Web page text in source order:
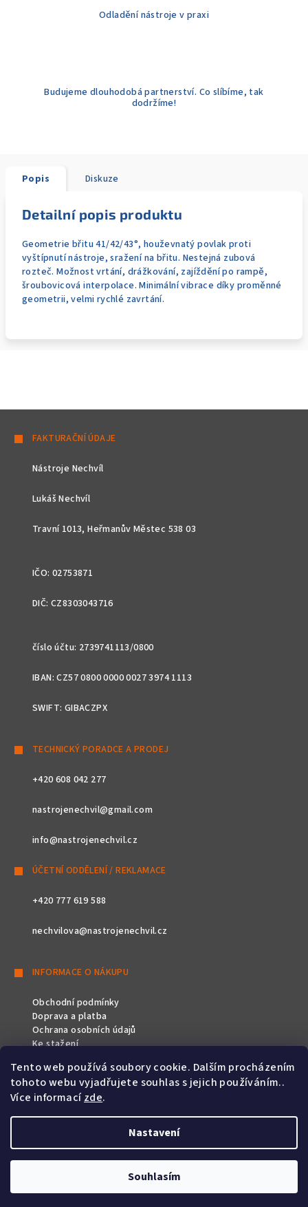
Tento web používá soubory cookie. Dalším procházením
tohoto webu vyjadřujete souhlas s jejich používáním..
Více informacízde.
Nastavení
Souhlasím
Odladění nástroje v praxi
Budujeme dlouhodobá partnerství. Co slíbíme, tak
dodržíme!
Popis Diskuze
Detailní popis produktu
Geometrie břitu 41/42/43°, houževnatý povlak proti
vyštípnutí nástroje, sražení na břitu. Nestejná zubová
rozteč. Možnost vrtání, drážkování, zajíždění po rampě,
šroubovicová interpolace. Minimální vibrace díky proměnné
geometrii, velmi rychlé zavrtání.
FAKTURAČNÍ ÚDAJE
Nástroje Nechvíl
Lukáš Nechvíl
Travní 1013, Heřmanův Městec 538 03
IČO: 02753871
DIČ: CZ8303043716
číslo účtu: 2739741113/0800
IBAN: CZ57 0800 0000 0027 3974 1113
SWIFT: GIBACZPX
TECHNICKÝ PORADCE A PRODEJ
+420 608 042 277
nastrojenechvil@gmail.com
info@nastrojenechvil.cz
ÚČETNÍ ODDĚLENÍ / REKLAMACE
+420 777 619 588
nechvilova@nastrojenechvil.cz
INFORMACE O NÁKUPU
Obchodní podmínky
Doprava a platba
Ochrana osobních údajů
Ke stažení
SLEDUJTE NÁS
Vytvořil Shoptet&PekneWeby